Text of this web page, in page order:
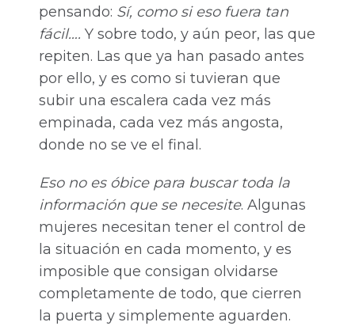
pensando: Sí, como si eso fuera tan
fácil…. Y sobre todo, y aún peor, las que
repiten. Las que ya han pasado antes
por ello, y es como si tuvieran que
subir una escalera cada vez más
empinada, cada vez más angosta,
donde no se ve el final.
Eso no es óbice para buscar toda la
información que se necesite. Algunas
mujeres necesitan tener el control de
la situación en cada momento, y es
imposible que consigan olvidarse
completamente de todo, que cierren
la puerta y simplemente aguarden.